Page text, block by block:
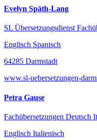
Evelyn Späth-Lang
SL Übersetzungsdienst
Englisch Spanisch
64285 Darmstadt
www.sl-uebersetzungen-
Petra Gause
Fachübersetzungen Deutsch
Englisch Italienisch